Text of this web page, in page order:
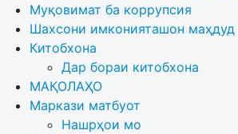
Муқовимат ба коррупсия
Шахсони имконияташон маҳдуд
Китобхона
Дар бораи китобхона
МАҚОЛАҲО
Маркази матбуот
Нашрҳои мо